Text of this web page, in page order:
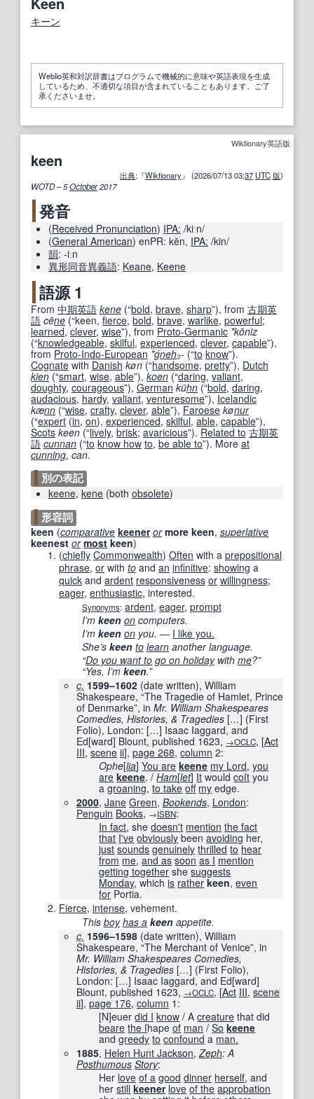
キーン
Weblio英和対訳辞書はプログラムで機械的に意味や英語表現を生成
しているため、不適切な項目が含まれていることもあります。ご了
承くださいませ。
Wiktionary英語版
keen
出典:『Wiktionary』 (2026/07/13 03:37 UTC版)
WOTD – 5October2017
発音
(Received Pronunciation) IPA: /kiːn/
(General American) enPR: kēn, IPA: /kin/
韻: -iːn
異形同音異義語: Keane, Keene
語源 1
From 中期英語 kene (“bold, brave, sharp”), from 古期英
語 cēne (“keen, fierce, bold, brave, warlike, powerful;
learned, clever, wise”), from Proto-Germanic *kōniz
(“knowledgeable, skilful, experienced, clever, capable”),
from Proto-Indo-European *ǵneh₃- (“to know”).
Cognate with Danish køn (“handsome, pretty”), Dutch
kien (“smart, wise, able”), koen (“daring, valiant,
doughty, courageous”), German kühn (“bold, daring,
audacious, hardy, valiant, venturesome”), Icelandic
kænn (“wise, crafty, clever, able”), Faroese kønur
(“expert (in, on), experienced, skilful, able, capable”),
Scots keen (“lively, brisk; avaricious”). Related to 古期英
語 cunnan (“to know how to, be able to”). More at
cunning, can.
別の表記
keene, kene (both obsolete)
形容詞
keen (comparative keener or more keen, superlative
keenest or most keen)
(chiefly Commonwealth) Often with a prepositional
phrase, or with to and an infinitive: showing a
quick and ardent responsiveness or willingness;
eager, enthusiastic, interested.
Synonyms: ardent, eager, prompt
I’m keen on computers.
I’m keen on you. ― I like you.
She’s keen to learn another language.
“Do you want to go on holidaywith me?”
“Yes, I’m keen.”
c. 1599–1602 (date written), William
Shakespeare, “The Tragedie of Hamlet, Prince
of Denmarke”, in Mr. William Shakespeares
Comedies, Histories, & Tragedies […] (First
Folio), London: […] Isaac Iaggard, and
Ed[ward] Blount, published 1623, →OCLC, [Act
III, scene ii], page 268, column 2:
Ophe[lia]You are keene my Lord,you
are keene. /Ham[let] It wouldcoſt you
agroaning,to take off my edge.
2000, Jane Green, Bookends, London:
Penguin Books, →ISBN:
In fact, shedoesn't mention the fact
that I've obviously beenavoiding her,
just sounds genuinely thrilled to hear
from me,and as soon as I mention
getting together shesuggests
Monday, whichis rather keen,even
for Portia.
Fierce, intense, vehement.
This boy has a keen appetite.
c. 1596–1598 (date written), William
Shakespeare, “The Merchant of Venice”, in
Mr. William Shakespeares Comedies,
Histories, & Tragedies […] (First Folio),
London: […] Isaac Iaggard, and Ed[ward]
Blount, published 1623, →OCLC, [Act III, scene
ii], page 176, column 1:
[N]euerdid I know / Acreature that did
beare the ſhapeof man /So keene
andgreedy to confound a man.
1885, Helen Hunt Jackson,Zeph: A
Posthumous Story:
Her love of a good dinner herself, and
herstill keener love of the approbation